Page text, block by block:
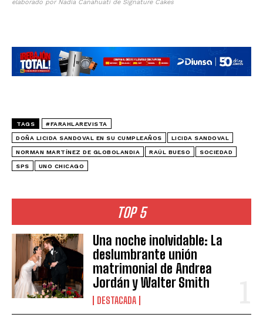
TOP 5
Una noche inolvidable: La
deslumbrante unión
matrimonial de Andrea
Jordán y Walter Smith
DESTACADA
elaborado por Nadia Canahuati de Signature Cakes
TAGS #FARAHLAREVISTA
DOÑA LICIDA SANDOVAL EN SU CUMPLEAÑOS LICIDA SANDOVAL
NORMAN MARTÍNEZ DE GLOBOLANDIA RAÚL BUESO SOCIEDAD
SPS UNO CHICAGO